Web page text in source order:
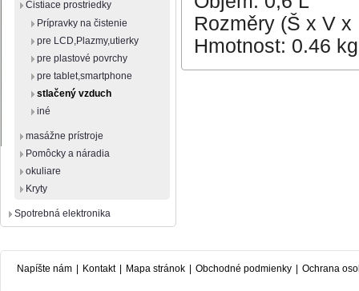
Čistiace prostriedky
Prípravky na čistenie
pre LCD,Plazmy,utierky
pre plastové povrchy
pre tablet,smartphone
stlačený vzduch
iné
masážne prístroje
Pomôcky a náradia
okuliare
Kryty
Spotrebná elektronika
Rozměry (Š x V
Hmotnost: 0.46 kg
Napíšte nám Kontakt Mapa stránok Obchodné podmienky Ochrana